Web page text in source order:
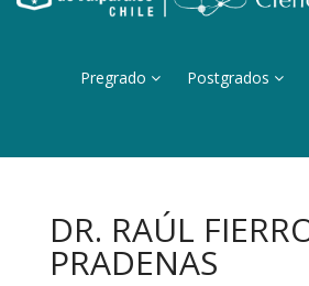
Pregrado Postgrados
DR. RAÚL
PRADENAS